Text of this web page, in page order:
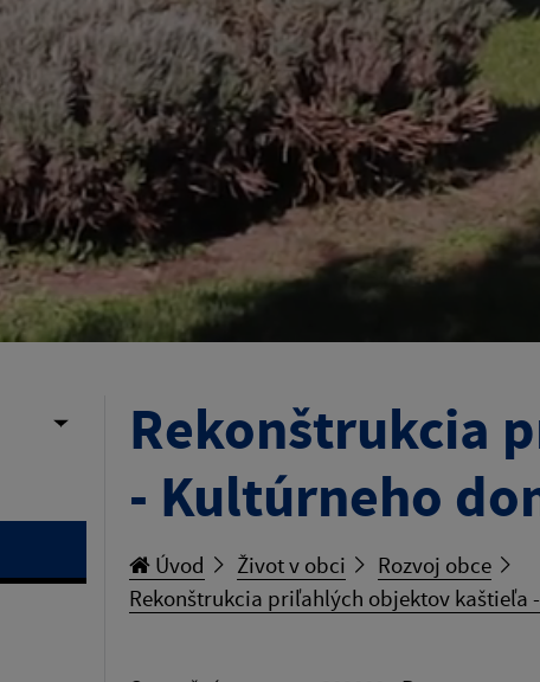
Rekonštrukcia
- Kultúrneho
Úvod Život v obci
Rozvoj obce
Rekonštrukcia priľahlých objektov kaštieľa